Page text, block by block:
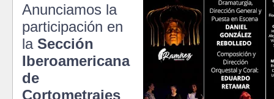
Anunciamos la
participación en
la Sección
Iberoamericana
de
Cortometrajes